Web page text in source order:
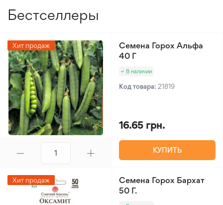
Бестселлеры
Хит продаж
Семена Горох Альфа
40 Г
В наличии
Код товара: 21819
16.65 грн.
КУПИТЬ
Хит продаж
Семена Горох Бархат
50 Г.